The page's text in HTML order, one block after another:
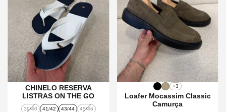
CHINELO RESERVA
LISTRAS ON THE GO
39/40 41/42 43/44 45/46
+3
Loafer Mocassim Classic
Camurça